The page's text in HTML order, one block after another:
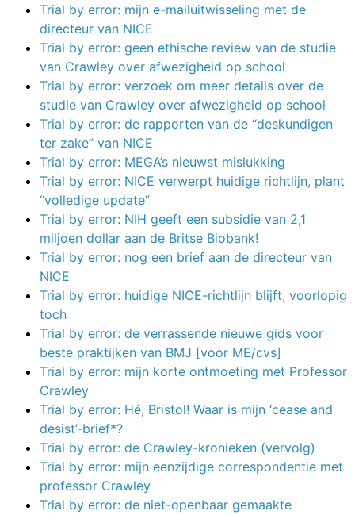
Trial by error: mijn e-mailuitwisseling met de
directeur van NICE
Trial by error: geen ethische review van de studie
van Crawley over afwezigheid op school
Trial by error: verzoek om meer details over de
studie van Crawley over afwezigheid op school
Trial by error: de rapporten van de “deskundigen
ter zake” van NICE
Trial by error: MEGA’s nieuwst mislukking
Trial by error: NICE verwerpt huidige richtlijn, plant
“volledige update”
Trial by error: NIH geeft een subsidie van 2,1
miljoen dollar aan de Britse Biobank!
Trial by error: nog een brief aan de directeur van
NICE
Trial by error: huidige NICE-richtlijn blijft, voorlopig
toch
Trial by error: de verrassende nieuwe gids voor
beste praktijken van BMJ [voor ME/cvs]
Trial by error: mijn korte ontmoeting met Professor
Crawley
Trial by error: Hé, Bristol! Waar is mijn ‘cease and
desist’-brief*?
Trial by error: de Crawley-kronieken (vervolg)
Trial by error: mijn eenzijdige correspondentie met
professor Crawley
Trial by error: de niet-openbaar gemaakte